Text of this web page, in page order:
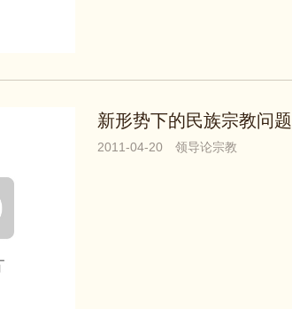
新形势下的民族宗教问题
2011-04-20 领导论宗教